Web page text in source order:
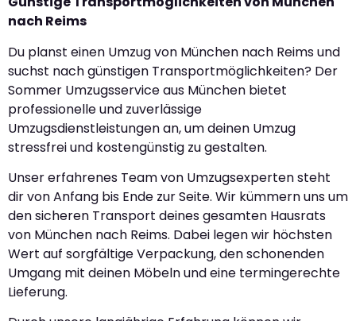
nach Reims
Du planst einen Umzug von München nach Reims und
suchst nach günstigen Transportmöglichkeiten? Der
Sommer Umzugsservice aus München bietet
professionelle und zuverlässige
Umzugsdienstleistungen an, um deinen Umzug
stressfrei und kostengünstig zu gestalten.
Unser erfahrenes Team von Umzugsexperten steht
dir von Anfang bis Ende zur Seite. Wir kümmern uns um
den sicheren Transport deines gesamten Hausrats
von München nach Reims. Dabei legen wir höchsten
Wert auf sorgfältige Verpackung, den schonenden
Umgang mit deinen Möbeln und eine termingerechte
Lieferung.